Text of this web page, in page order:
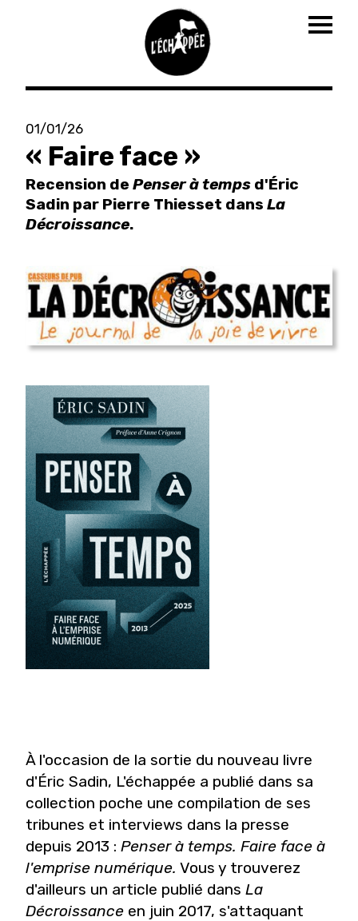
Aller
contenu
principal
01/01/26
« Faire face »
Recension de Penser à temps d'Éric
Sadin par Pierre Thiesset dans La
Décroissance.
À l'occasion de la sortie du nouveau livre
d'Éric Sadin, L'échappée a publié dans sa
collection poche une compilation de ses
tribunes et interviews dans la presse
depuis 2013 : Penser à temps. Faire face à
l'emprise numérique. Vous y trouverez
d'ailleurs un article publié dans La
Décroissance en juin 2017, s'attaquant